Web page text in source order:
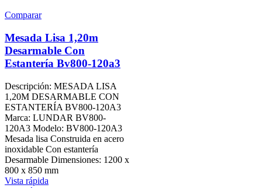
Comparar
Mesada Lisa 1,20m
Desarmable Con
Estantería Bv800-120a3
Descripción: MESADA LISA
1,20M DESARMABLE CON
ESTANTERÍA BV800-120A3
Marca: LUNDAR BV800-
120A3 Modelo: BV800-120A3
Mesada lisa Construida en acero
inoxidable Con estantería
Desarmable Dimensiones: 1200 x
800 x 850 mm
Vista rápida